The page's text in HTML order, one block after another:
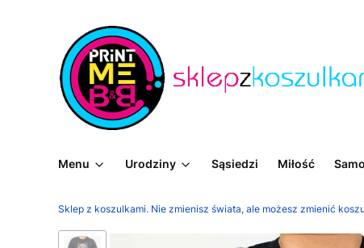
Menu Urodziny Sąsiedzi Miłość
Sklep z koszulkami. Nie zmienisz świata, ale możesz zmienić